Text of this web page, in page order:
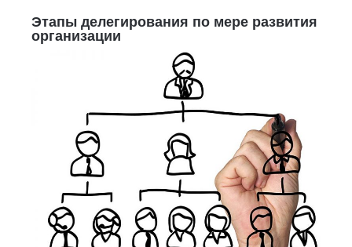
Этапы делегирования по мере развития
организации